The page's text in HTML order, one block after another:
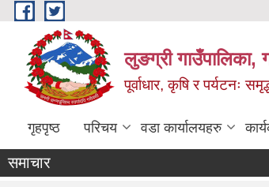
Skip to main content
लुङग्री गाउँपालिका,
पूर्वाधार, कृषि र पर्यटनः
गृहपृष्ठ परिचय वडा कार्यालयहरु
समाचार